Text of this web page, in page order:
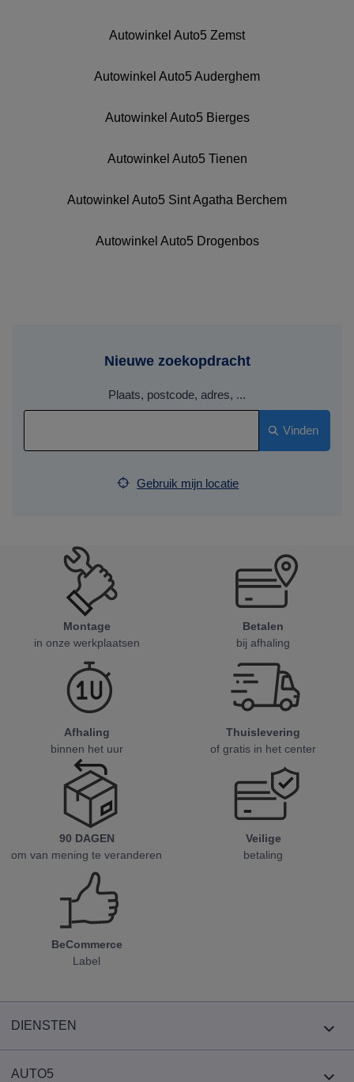
Autowinkel Auto5 Zemst
Autowinkel Auto5 Auderghem
Autowinkel Auto5 Bierges
Autowinkel Auto5 Tienen
Autowinkel Auto5 Sint Agatha Berchem
Autowinkel Auto5 Drogenbos
Nieuwe zoekopdracht
Plaats, postcode, adres, ...
Vinden
Gebruik mijn locatie
DIENSTEN
AUTO5
Montage
in onze werkplaatsen
Betalen
bij afhaling
Afhaling
binnen het uur
Thuislevering
of gratis in het center
90 DAGEN
om van mening te veranderen
Veilige
betaling
BeCommerce
Label